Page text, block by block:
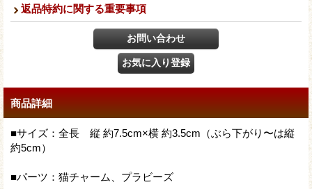
返品特約に関する重要事項
商品詳細
■サイズ：全長 縦 約7.5cm×横 約3.5cm（ぶら下がり〜は縦
約5cm）
■パーツ：猫チャーム、プラビーズ